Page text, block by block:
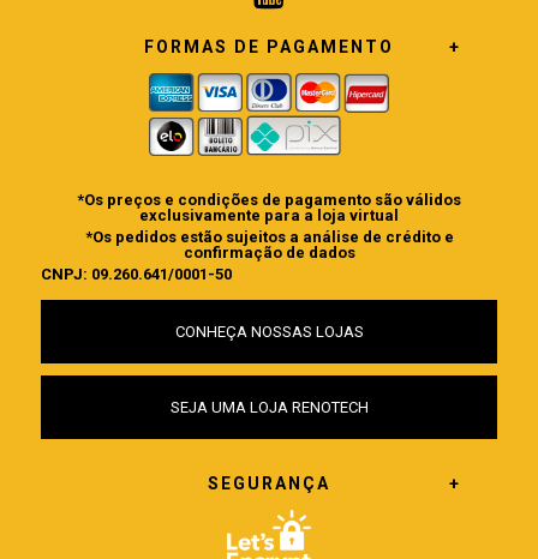
FORMAS DE PAGAMENTO
*Os preços e condições de pagamento são válidos
exclusivamente para a loja virtual
*Os pedidos estão sujeitos a análise de crédito e
confirmação de dados
CNPJ: 09.260.641/0001-50
CONHEÇA NOSSAS LOJAS
SEJA UMA LOJA RENOTECH
SEGURANÇA